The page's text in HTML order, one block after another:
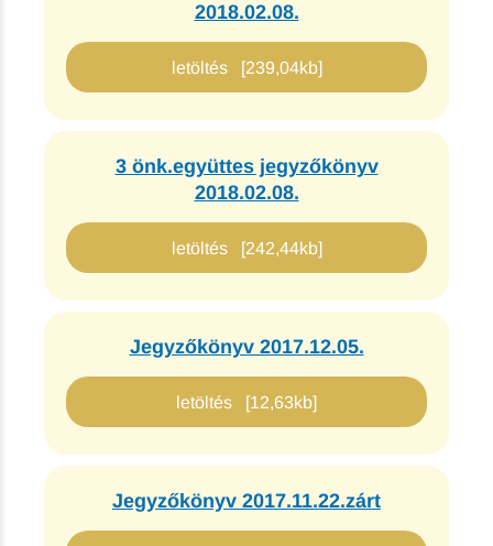
2018.02.08.
letöltés [239,04kb]
3 önk.együttes jegyzőkönyv
2018.02.08.
letöltés [242,44kb]
Jegyzőkönyv 2017.12.05.
letöltés [12,63kb]
Jegyzőkönyv 2017.11.22.zárt